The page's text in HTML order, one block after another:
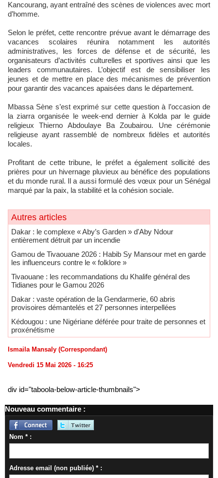
Kancourang, ayant entraîné des scènes de violences avec mort
d’homme.
Selon le préfet, cette rencontre prévue avant le démarrage des
vacances scolaires réunira notamment les autorités
administratives, les forces de défense et de sécurité, les
organisateurs d’activités culturelles et sportives ainsi que les
leaders communautaires. L’objectif est de sensibiliser les
jeunes et de mettre en place des mécanismes de prévention
pour garantir des vacances apaisées dans le département.
Mbassa Sène s’est exprimé sur cette question à l’occasion de
la ziarra organisée le week-end dernier à Kolda par le guide
religieux Thierno Abdoulaye Ba Zoubairou. Une cérémonie
religieuse ayant rassemblé de nombreux fidèles et autorités
locales.
Profitant de cette tribune, le préfet a également sollicité des
prières pour un hivernage pluvieux au bénéfice des populations
et du monde rural. Il a aussi formulé des vœux pour un Sénégal
marqué par la paix, la stabilité et la cohésion sociale.
Autres articles
Dakar : le complexe « Aby’s Garden » d'Aby Ndour
entièrement détruit par un incendie
Gamou de Tivaouane 2026 : Habib Sy Mansour met en garde
les influenceurs contre le « folklore »
Tivaouane : les recommandations du Khalife général des
Tidianes pour le Gamou 2026
Dakar : vaste opération de la Gendarmerie, 60 abris
provisoires démantelés et 27 personnes interpellées
Kédougou : une Nigériane déférée pour traite de personnes et
proxénétisme
Ismaila Mansaly (Correspondant)
Vendredi 15 Mai 2026 - 16:25
div id="taboola-below-article-thumbnails">
Nouveau commentaire :
Nom * :
Adresse email (non publiée) * :